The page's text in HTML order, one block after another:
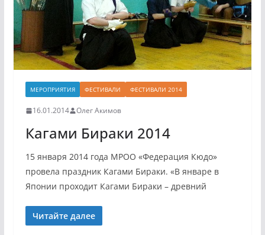
МЕРОПРИЯТИЯ ФЕСТИВАЛИ ФЕСТИВАЛИ 2014
16.01.2014 Олег Акимов
Кагами Бираки 2014
15 января 2014 года МРОО «Федерация Кюдо»
провела праздник Кагами Бираки. «В январе в
Японии проходит Кагами Бираки – древний
Читайте далее